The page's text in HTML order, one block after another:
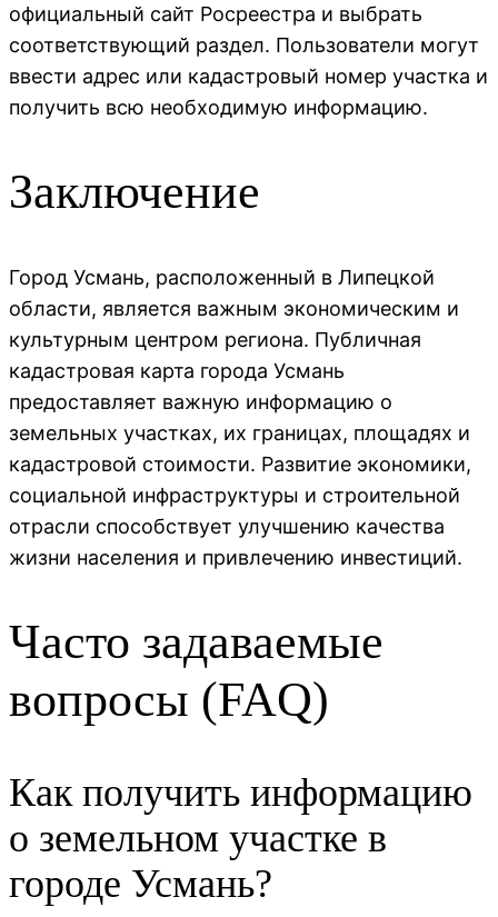
официальный сайт Росреестра и выбрать
соответствующий раздел. Пользователи могут
ввести адрес или кадастровый номер участка и
получить всю необходимую информацию.
Заключение
Город Усмань, расположенный в Липецкой
области, является важным экономическим и
культурным центром региона. Публичная
кадастровая карта города Усмань
предоставляет важную информацию о
земельных участках, их границах, площадях и
кадастровой стоимости. Развитие экономики,
социальной инфраструктуры и строительной
отрасли способствует улучшению качества
жизни населения и привлечению инвестиций.
Часто задаваемые
вопросы (FAQ)
Как получить информацию
о земельном участке в
городе Усмань?